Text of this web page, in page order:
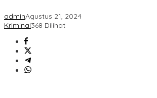
adminAgustus 21, 2024
Kriminal368 Dilihat